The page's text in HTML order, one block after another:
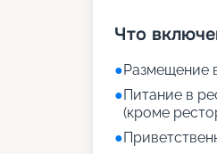
Что
●Размещение
●Питание в
(кроме
●